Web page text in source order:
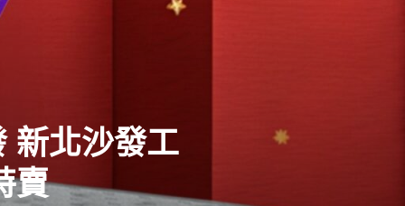
新北沙發工
賣